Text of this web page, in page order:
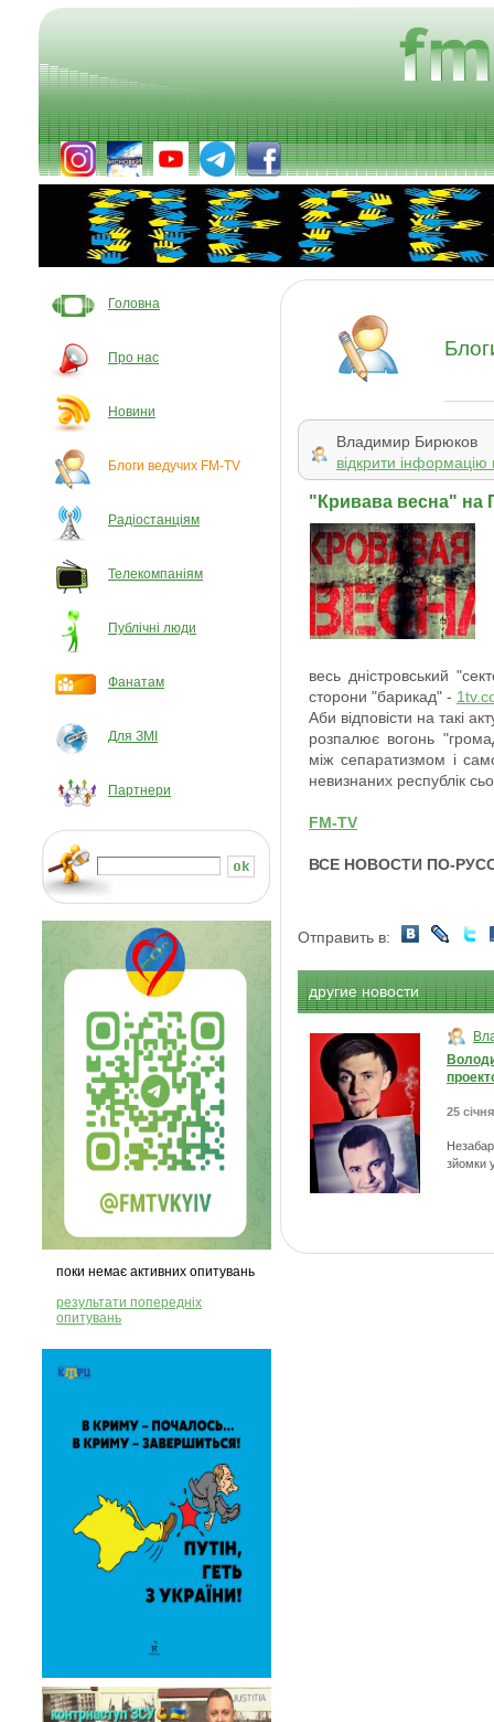
Головна
Про нас
Новини
Блоги ведучих FM-TV
Радіостанціям
Телекомпаніям
Публічні люди
Фанатам
Для ЗМІ
Партнери
поки немає активних опитувань
результати попередніх
опитувань
Владимир Бирюков
відкрити інформацію
"Кривава весна" на
весь дністровський
сторони "барикад" -
Аби відповісти на такі
розпалює вогонь
між сепаратизмом і
невизнаних республік
FM-TV
ВСЕ НОВОСТИ ПО-
Отправить в:
другие новости
25
зйомки